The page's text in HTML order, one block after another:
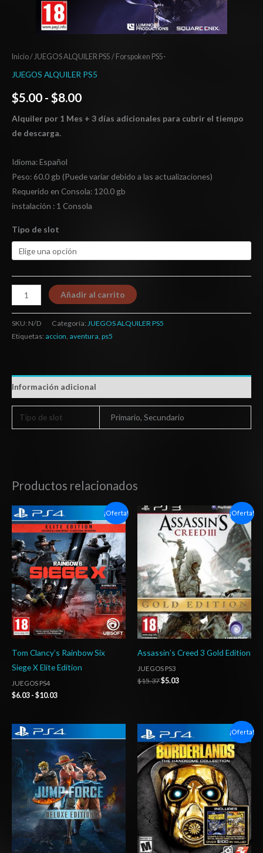
Inicio/ JUEGOS ALQUILER PS5 / Forspoken PS5-
JUEGOS ALQUILER PS5
$5.00 - $8.00
Alquiler por 1 Mes + 3 días adicionales para cubrir el tiempo
de descarga.
Idioma: Español
Peso: 60.0 gb (Puede variar debido a las actualizaciones)
Requerido en Consola: 120.0 gb
instalación : 1 Consola
Tipo de slot
Añadir al carrito
SKU: N/D Categoría: JUEGOS ALQUILER PS5
Etiquetas: accion, aventura, ps5
Información adicional
Tipo de slot Primario, Secundario
Productos relacionados
¡Oferta!
Tom Clancy’s Rainbow Six
Siege X Elite Edition
JUEGOS PS4
$6.03 - $10.03
Rango
de
precios:
desde
$6.03
hasta
$10.03
¡Oferta!
Assassin’s Creed 3 Gold Edition
JUEGOS PS3
$15.37
El
precio
original
era:
$15.37.
$5.03
El
precio
actual
es:
$5.03.
Rango
de
desde
$5.00
hasta
$8.00
¡Oferta!
de
precios:
desde
$6.03
hasta
$10.03